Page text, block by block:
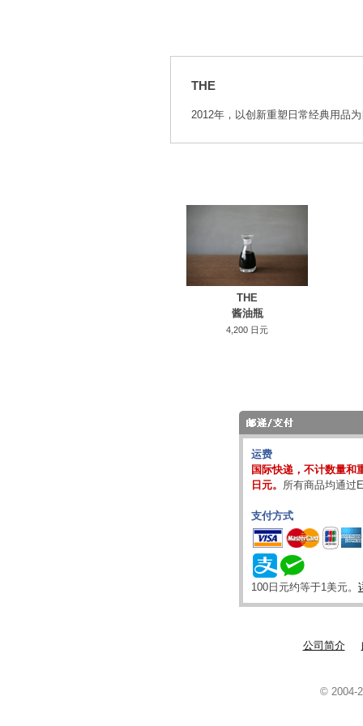
THE
2012年，以创新重塑日常经典用品
THE
酱油瓶
4,200 日元
运费
国际快递，不计数量和
日元。 所有商品均通过
支付方式
100日元约等于1美元。
公司简介
© 2004-